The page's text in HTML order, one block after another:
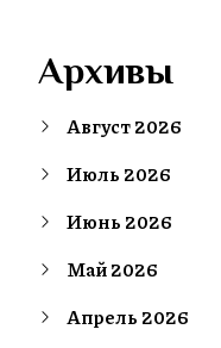
Архивы
Август 2026
Июль 2026
Июнь 2026
Май 2026
Апрель 2026